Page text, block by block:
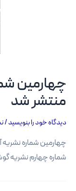
چهارمین
منتشر شد
دیدگاه‌ خود را بنویسید/
چهارمین شماره نشریه
شماره چهارم نشریه